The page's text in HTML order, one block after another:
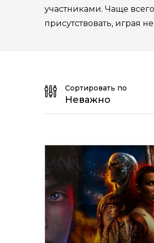
участниками. Чаще
присутствовать, играя
Сортировать по
Неважно